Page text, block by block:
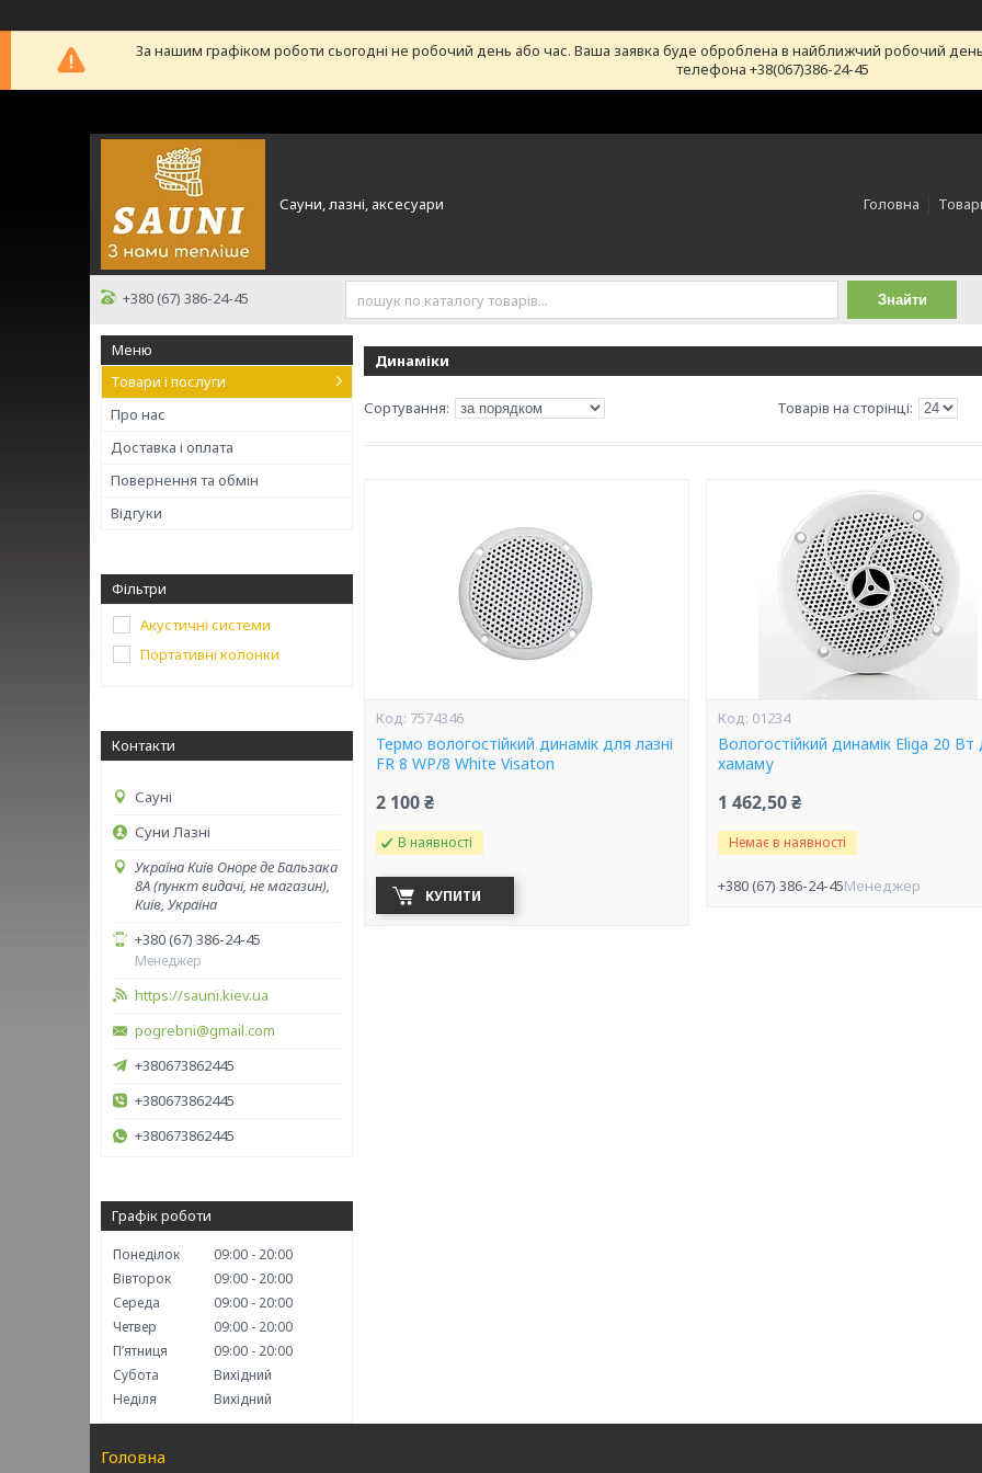
За нашим графіком роботи сьогодні не робочий день або час. Ваша заявка буде оброблена в найближчий робочий
телефона +38(067)386-24-45
Сауни, лазні, аксесуари Головна
+380 (67) 386-24-45 Знайти
Товари і послуги
Про нас
Доставка і оплата
Повернення та обмін
Відгуки
Фільтри
Акустичні системи
Портативні колонки
Контакти
Сауні
Суни Лазні
Україна Київ Оноре де Бальзака
8А (пункт видачі, не магазин),
Київ, Україна
+380 (67) 386-24-45
Менеджер
https://sauni.kiev.ua
pogrebni@gmail.com
+380673862445
+380673862445
+380673862445
Графік роботи
Понеділок 09:00
20:00
Вівторок
09:00
20:00
Середа
09:00
20:00
Четвер
09:00
20:00
Пʼятниця
09:00
20:00
Субота
Вихідний
Неділя
Вихідний
Динаміки
7574346
Термо вологостійкий динамік для лазні
FR 8 WP/8 White Visaton
2 100 ₴
В наявності
КУПИТИ
01234
Вологостійкий динамік Eliga 20 Вт
хамаму
1 462,50 ₴
Немає в наявності
+380 (67) 386-24-45Менеджер
Головна